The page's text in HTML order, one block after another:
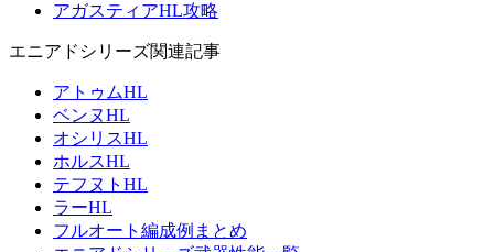
アガスティアHL攻略
エニアドシリーズ関連記事
アトゥムHL
ベンヌHL
オシリスHL
ホルスHL
テフヌトHL
ラーHL
フルオート編成例まとめ